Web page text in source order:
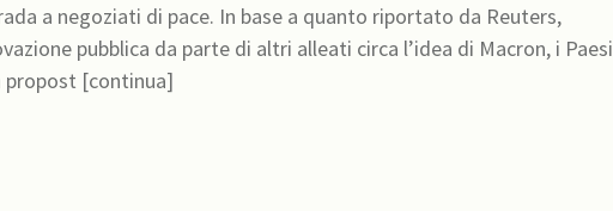
base a quanto riportato da Reuters,
pubblica da parte di altri alleati circa l’idea di Macron, i Paesi
propost [continua]